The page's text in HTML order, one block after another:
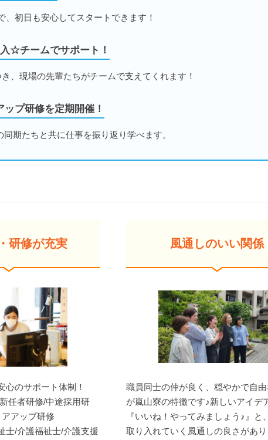
、初日も安心してスタートできます！
☆チームでサポート！
、現場の先輩たちがチームで支えてくれます！
プ研修を定期開催！
期たちと共に仕事を振り返り学べます。
研修が充実
心のサポート体制！
任者研修/中途採用研
アップ研修
士/介護福祉士/介護支援
風通しのいい関係
職員同士の仲が良く、穏やかで自
が嵐山寮の特徴です♪新しいアイデ
『いいね！やってみましょう♪』と
取り入れていく風通しの良さがあり